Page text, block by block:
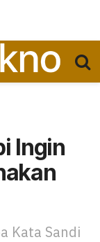
Ingin
Kata Sandi